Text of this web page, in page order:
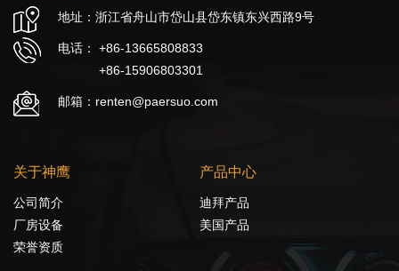
地址：浙江省舟山市岱山县岱东镇东兴西路9号
电话：
+86-13665808833
+86-15906803301
邮箱：renten@paersuo.com
关于神鹰
公司简介
厂房设备
荣誉资质
产品中心
迪拜产品
美国产品